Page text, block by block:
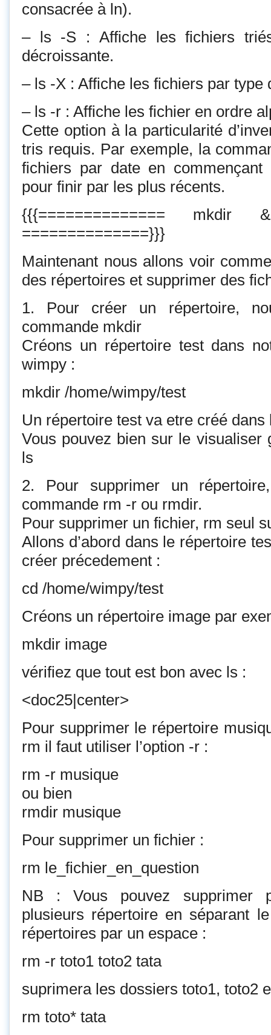
consacrée à ln).
– ls -S : Affiche les fichiers
décroissante.
– ls -X : Affiche les fichiers par type
– ls -r : Affiche les fichier en ordre
Cette option à la particularité
tris requis. Par exemple, la
fichiers par date en
pour finir par les plus récents.
{{{==============
==============}}}
Maintenant nous allons voir
des répertoires et supprimer des
1. Pour créer un répertoire,
commande mkdir
Créons un répertoire test dans
wimpy :
mkdir /home/wimpy/test
Un répertoire test va etre créé
Vous pouvez bien sur le visualiser
ls
2. Pour supprimer un
commande rm -r ou rmdir.
Pour supprimer un fichier, rm seul
Allons d’abord dans le répertoire
créer précedement :
cd /home/wimpy/test
Créons un répertoire image par
mkdir image
vérifiez que tout est bon avec ls :
<doc25|center>
Pour supprimer le répertoire
rm il faut utiliser l’option -r :
rm -r musique
ou bien
rmdir musique
Pour supprimer un fichier :
rm le_fichier_en_question
NB : Vous pouvez supprimer
plusieurs répertoire en séparant
répertoires par un espace :
rm -r toto1 toto2 tata
suprimera les dossiers toto1, toto2
rm toto* tata